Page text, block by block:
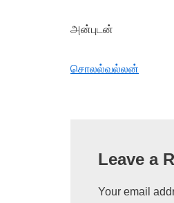
அன்புடன்
சொலல்வல்லன்
Leave a
Your email